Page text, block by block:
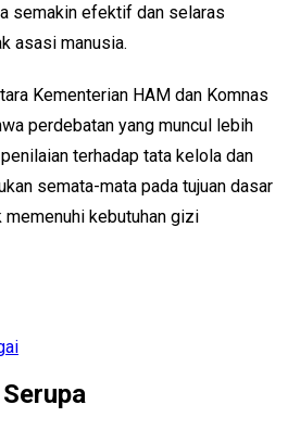
semakin efektif dan selaras
asasi manusia.
Kementerian HAM dan Komnas
perdebatan yang muncul lebih
terhadap tata kelola dan
semata-mata pada tujuan dasar
memenuhi kebutuhan gizi